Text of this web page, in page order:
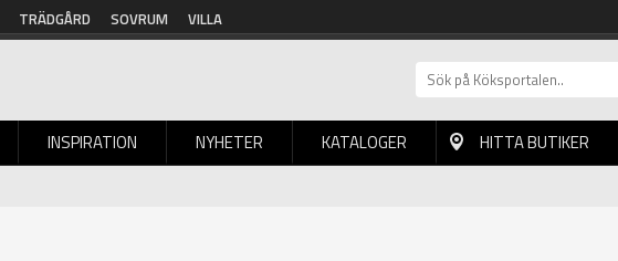
TRÄDGÅRD SOVRUM VILLA
INSPIRATION NYHETER KATALOGER HITTA BUTIKER